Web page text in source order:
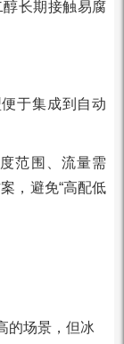
长期接触易腐
于集成到自动
范围、流量需
，避免“高配低
的场景，但冰